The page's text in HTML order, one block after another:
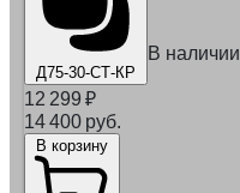
Д75-30-СТ-КР
В наличии
12 299 ₽
14 400 руб.